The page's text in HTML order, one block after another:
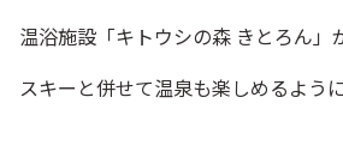
温浴施設「キトウシの森 きとろん」
スキーと併せて温泉も楽しめるよう